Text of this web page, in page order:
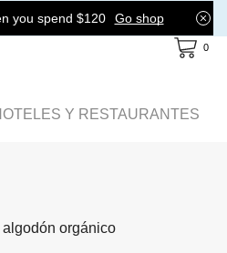
you spend $120 Go shop
0
Y RESTAURANTES